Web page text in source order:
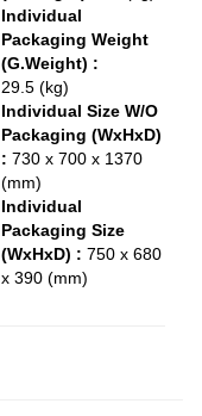
Individual
Packaging Weight
(G.Weight) :
29.5 (kg)
Individual Size W/O
Packaging (WxHxD)
: 730 x 700 x 1370
(mm)
Individual
Packaging Size
(WxHxD) : 750 x 680
x 390 (mm)